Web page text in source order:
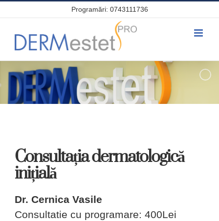
content
Programări: 0743111736
Consultația dermatologică
inițială
Dr. Cernica Vasile
Consultatie cu programare: 400Lei